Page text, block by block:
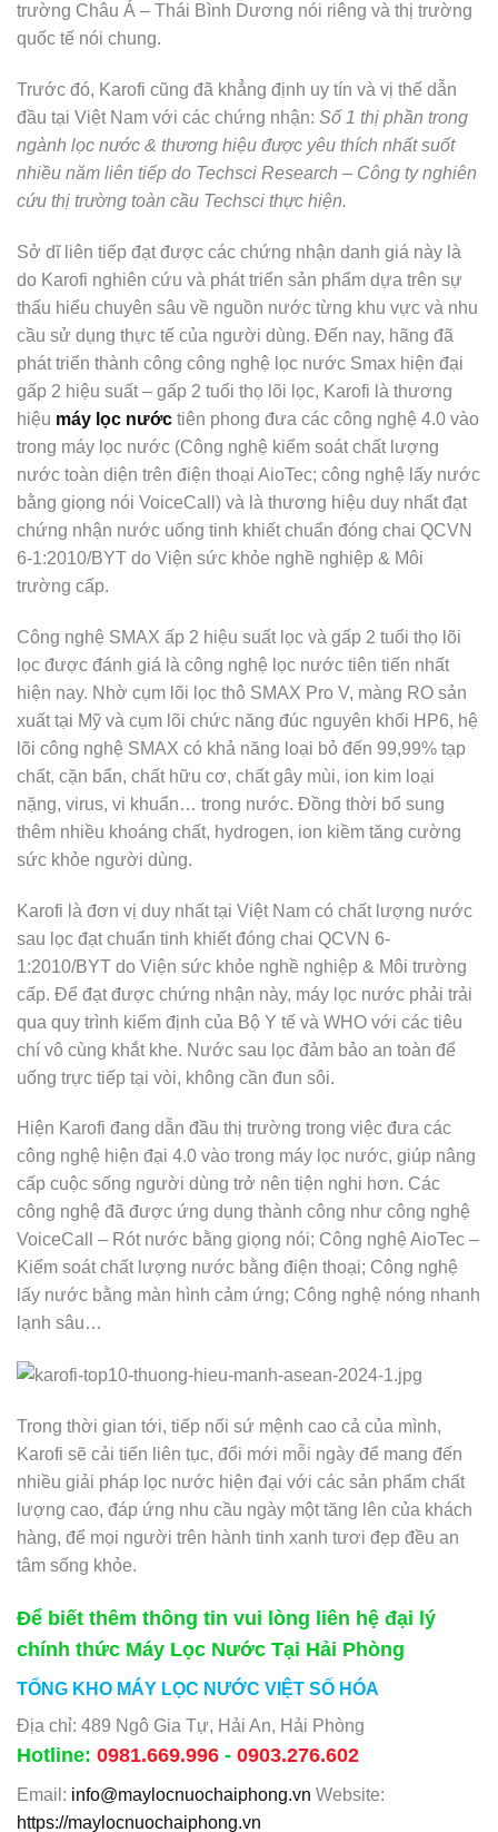
trường Châu Á – Thái Bình Dương nói riêng và thị trường
quốc tế nói chung.
Trước đó, Karofi cũng đã khẳng định uy tín và vị thế dẫn
đầu tại Việt Nam với các chứng nhận: Số 1 thị phần trong
ngành lọc nước & thương hiệu được yêu thích nhất suốt
nhiều năm liên tiếp do Techsci Research – Công ty nghiên
cứu thị trường toàn cầu Techsci thực hiện.
Sở dĩ liên tiếp đạt được các chứng nhận danh giá này là
do Karofi nghiên cứu và phát triển sản phẩm dựa trên sự
thấu hiểu chuyên sâu về nguồn nước từng khu vực và nhu
cầu sử dụng thực tế của người dùng. Đến nay, hãng đã
phát triển thành công công nghệ lọc nước Smax hiện đại
gấp 2 hiệu suất – gấp 2 tuổi thọ lõi lọc, Karofi là thương
hiệu máy lọc nước tiên phong đưa các công nghệ 4.0 vào
trong máy lọc nước (Công nghệ kiểm soát chất lượng
nước toàn diện trên điện thoại AioTec; công nghệ lấy nước
bằng giọng nói VoiceCall) và là thương hiệu duy nhất đạt
chứng nhận nước uống tinh khiết chuẩn đóng chai QCVN
6-1:2010/BYT do Viện sức khỏe nghề nghiệp & Môi
trường cấp.
Công nghệ SMAX ấp 2 hiệu suất lọc và gấp 2 tuổi thọ lõi
lọc được đánh giá là công nghệ lọc nước tiên tiến nhất
hiện nay. Nhờ cụm lõi lọc thô SMAX Pro V, màng RO sản
xuất tại Mỹ và cụm lõi chức năng đúc nguyên khối HP6, hệ
lõi công nghệ SMAX có khả năng loại bỏ đến 99,99% tạp
chất, cặn bẩn, chất hữu cơ, chất gây mùi, ion kim loại
nặng, virus, vi khuẩn… trong nước. Đồng thời bổ sung
thêm nhiều khoáng chất, hydrogen, ion kiềm tăng cường
sức khỏe người dùng.
Karofi là đơn vị duy nhất tại Việt Nam có chất lượng nước
sau lọc đạt chuẩn tinh khiết đóng chai QCVN 6-
1:2010/BYT do Viện sức khỏe nghề nghiệp & Môi trường
cấp. Để đạt được chứng nhận này, máy lọc nước phải trải
qua quy trình kiểm định của Bộ Y tế và WHO với các tiêu
chí vô cùng khắt khe. Nước sau lọc đảm bảo an toàn để
uống trực tiếp tại vòi, không cần đun sôi.
Hiện Karofi đang dẫn đầu thị trường trong việc đưa các
công nghệ hiện đại 4.0 vào trong máy lọc nước, giúp nâng
cấp cuộc sống người dùng trở nên tiện nghi hơn. Các
công nghệ đã được ứng dụng thành công như công nghệ
VoiceCall – Rót nước bằng giọng nói; Công nghệ AioTec –
Kiểm soát chất lượng nước bằng điện thoại; Công nghệ
lấy nước bằng màn hình cảm ứng; Công nghệ nóng nhanh
lạnh sâu…
Trong thời gian tới, tiếp nối sứ mệnh cao cả của mình,
Karofi sẽ cải tiến liên tục, đổi mới mỗi ngày để mang đến
nhiều giải pháp lọc nước hiện đại với các sản phẩm chất
lượng cao, đáp ứng nhu cầu ngày một tăng lên của khách
hàng, để mọi người trên hành tinh xanh tươi đẹp đều an
tâm sống khỏe.
Để biết thêm thông tin vui lòng liên hệ đại lý
chính thức Máy Lọc Nước Tại Hải Phòng
TỔNG KHO MÁY LỌC NƯỚC VIỆT SỐ HÓA
Địa chỉ: 489 Ngô Gia Tự, Hải An, Hải Phòng
Hotline: 0981.669.996 - 0903.276.602
Email: info@maylocnuochaiphong.vn Website:
https://maylocnuochaiphong.vn